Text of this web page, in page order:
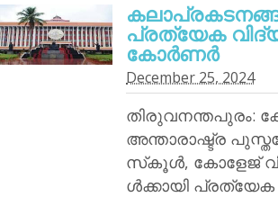
പ്രത്യേക
കോര്‍ണര്‍
December 25, 2024
തിരുവനന്തപുരം:
അന്താരാഷ്ട്ര
സ്‌കൂള്‍, കോളേജ്
ള്‍ക്കായി